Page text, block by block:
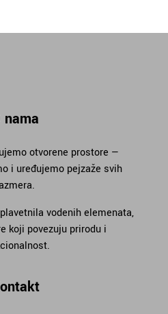
nama
otvorene prostore —
i uređujemo pejzaže svih
vodenih elemenata,
koji povezuju prirodu i